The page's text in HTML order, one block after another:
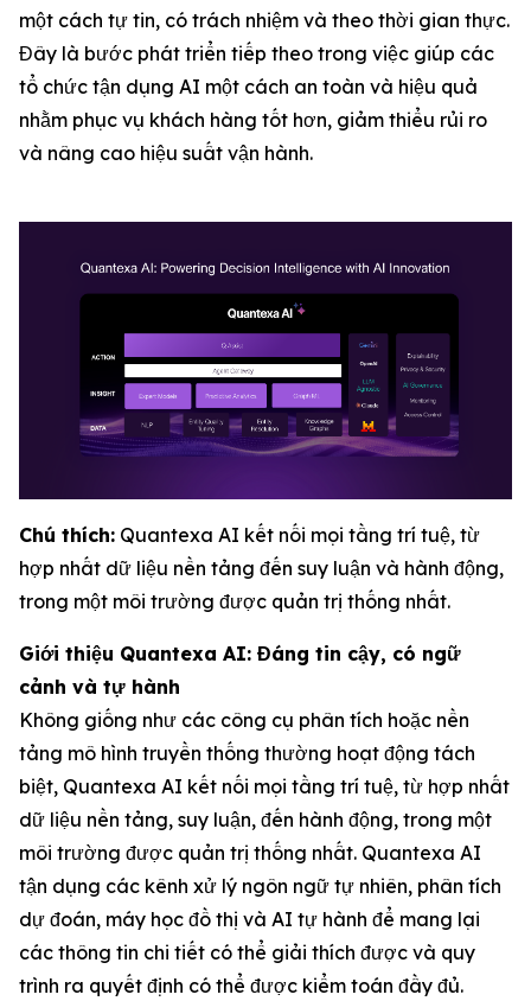
một cách tự tin, có trách nhiệm và theo thời gian thực.
Đây là bước phát triển tiếp theo trong việc giúp các
tổ chức tận dụng AI một cách an toàn và hiệu quả
nhằm phục vụ khách hàng tốt hơn, giảm thiểu rủi ro
và nâng cao hiệu suất vận hành.
Chú thích: Quantexa AI kết nối mọi tầng trí tuệ, từ
hợp nhất dữ liệu nền tảng đến suy luận và hành động,
trong một môi trường được quản trị thống nhất.
Giới thiệu Quantexa AI: Đáng tin cậy, có ngữ
cảnh và tự hành
Không giống như các công cụ phân tích hoặc nền
tảng mô hình truyền thống thường hoạt động tách
biệt, Quantexa AI kết nối mọi tầng trí tuệ, từ hợp nhất
dữ liệu nền tảng, suy luận, đến hành động, trong một
môi trường được quản trị thống nhất. Quantexa AI
tận dụng các kênh xử lý ngôn ngữ tự nhiên, phân tích
dự đoán, máy học đồ thị và AI tự hành để mang lại
các thông tin chi tiết có thể giải thích được và quy
trình ra quyết định có thể được kiểm toán đầy đủ.